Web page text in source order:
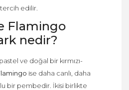
edilir.
Flamingo
nedir?
ve doğal bir kırmızı-
ise daha canlı, daha
bir pembedir. İkisi birlikte